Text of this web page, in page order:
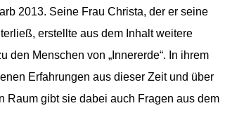
2013. Seine Frau Christa, der er seine
erstellte aus dem Inhalt weitere
den Menschen von „Innererde“. In ihrem
Erfahrungen aus dieser Zeit und über
Raum gibt sie dabei auch Fragen aus dem